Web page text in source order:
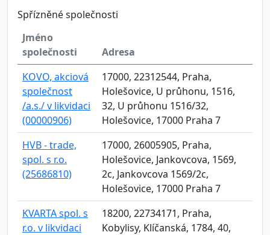
Spřízněné společnosti
Jméno
společnosti
Adresa
KOVO, akciová
společnost
/a.s./ v likvidaci
(00000906)
17000, 22312544, Praha,
Holešovice, U průhonu, 1516,
32, U průhonu 1516/32,
Holešovice, 17000 Praha 7
HVB - trade,
spol. s r.o.
(25686810)
17000, 26005905, Praha,
Holešovice, Jankovcova, 1569,
2c, Jankovcova 1569/2c,
Holešovice, 17000 Praha 7
KVARTA spol. s
r.o. v likvidaci
18200, 22734171, Praha,
Kobylisy, Klíčanská, 1784, 40,